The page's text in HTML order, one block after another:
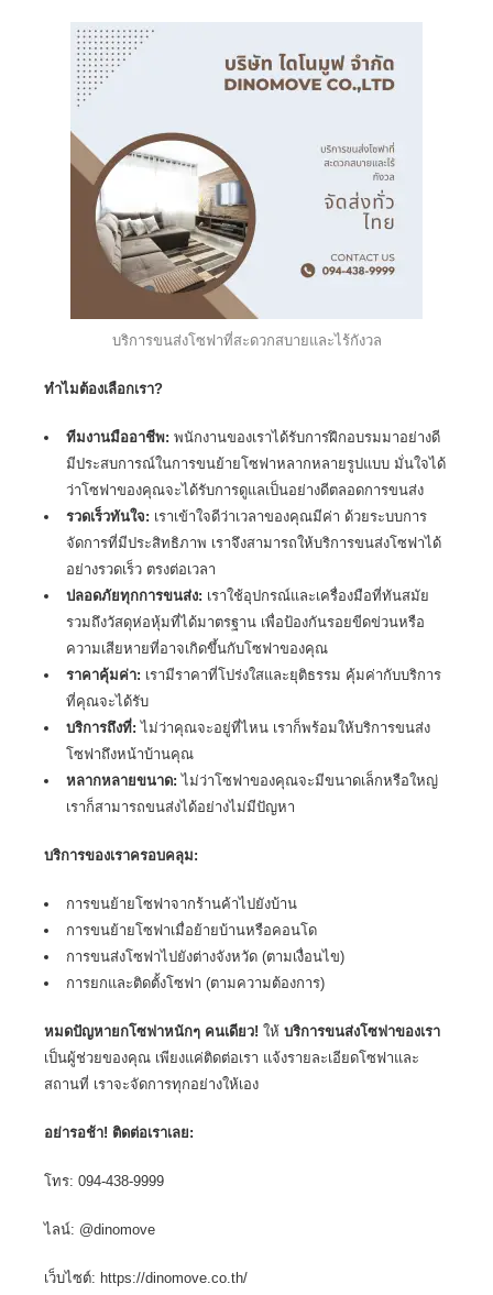
บริการขนส่งโซฟาที่สะดวกสบายและไร้กังวล
ทำไมต้องเลือกเรา?
ทีมงานมืออาชีพ: พนักงานของเราได้รับการฝึกอบรมมาอย่างดี
มีประสบการณ์ในการขนย้ายโซฟาหลากหลายรูปแบบ มั่นใจได้
ว่าโซฟาของคุณจะได้รับการดูแลเป็นอย่างดีตลอดการขนส่ง
รวดเร็วทันใจ: เราเข้าใจดีว่าเวลาของคุณมีค่า ด้วยระบบการ
จัดการที่มีประสิทธิภาพ เราจึงสามารถให้บริการขนส่งโซฟาได้
อย่างรวดเร็ว ตรงต่อเวลา
ปลอดภัยทุกการขนส่ง: เราใช้อุปกรณ์และเครื่องมือที่ทันสมัย
รวมถึงวัสดุห่อหุ้มที่ได้มาตรฐาน เพื่อป้องกันรอยขีดข่วนหรือ
ความเสียหายที่อาจเกิดขึ้นกับโซฟาของคุณ
ราคาคุ้มค่า: เรามีราคาที่โปร่งใสและยุติธรรม คุ้มค่ากับบริการ
ที่คุณจะได้รับ
บริการถึงที่: ไม่ว่าคุณจะอยู่ที่ไหน เราก็พร้อมให้บริการขนส่ง
โซฟาถึงหน้าบ้านคุณ
หลากหลายขนาด: ไม่ว่าโซฟาของคุณจะมีขนาดเล็กหรือใหญ่
เราก็สามารถขนส่งได้อย่างไม่มีปัญหา
บริการของเราครอบคลุม:
การขนย้ายโซฟาจากร้านค้าไปยังบ้าน
การขนย้ายโซฟาเมื่อย้ายบ้านหรือคอนโด
การขนส่งโซฟาไปยังต่างจังหวัด (ตามเงื่อนไข)
การยกและติดตั้งโซฟา (ตามความต้องการ)
หมดปัญหายกโซฟาหนักๆ คนเดียว! ให้ บริการขนส่งโซฟาของเรา
เป็นผู้ช่วยของคุณ เพียงแค่ติดต่อเรา แจ้งรายละเอียดโซฟาและ
สถานที่ เราจะจัดการทุกอย่างให้เอง
อย่ารอช้า! ติดต่อเราเลย:
โทร: 094-438-9999
ไลน์: @dinomove
เว็บไซต์: https://dinomove.co.th/